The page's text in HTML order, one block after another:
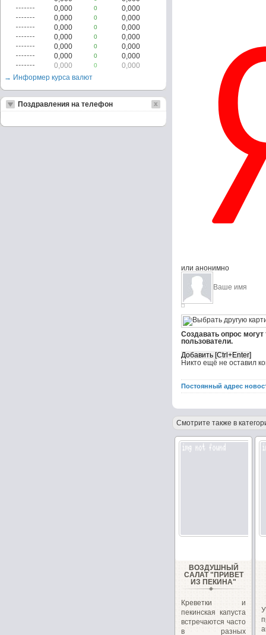
или анонимно
Создавать опрос
пользователи.
Никто ещё не оставил
Постоянный адрес
Смотрите также в
ВОЗДУШНЫЙ
САЛАТ "ПРИВЕТ
ИЗ ПЕКИНА"
Креветки и
пекинская капуста
встречаются часто
в разных
0,000
0
0,000
0,000
0
0,000
0,000
0
0,000
0,000
0
0,000
0,000
0
0,000
0,000
0
0,000
0,000
0
0,000
→ Информер курса валют
Поздравления на телефон